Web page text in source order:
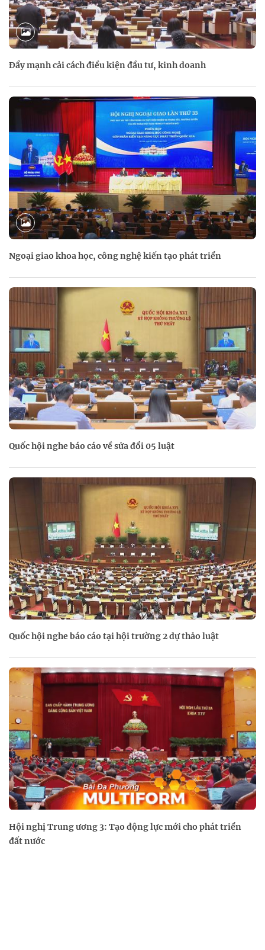
Đẩy mạnh cải cách điều kiện đầu tư, kinh doanh
Ngoại giao khoa học, công nghệ kiến tạo phát triển
Quốc hội nghe báo cáo về sửa đổi 05 luật
Quốc hội nghe báo cáo tại hội trường 2 dự thảo luật
Hội nghị Trung ương 3: Tạo động lực mới cho phát triển
đất nước